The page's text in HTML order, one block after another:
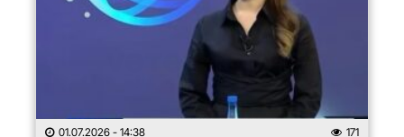
01.07.2026 - 14:38 171